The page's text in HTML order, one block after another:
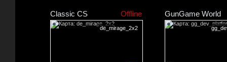
Classic CS Offline
de_mirage_2x2
GunGame World